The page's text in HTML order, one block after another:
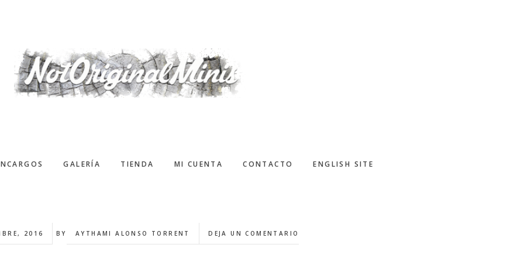
GALERÍA TIENDA MI CUENTA CONTACTO ENGLISH SITE
2016 BY AYTHAMI ALONSO TORRENT DEJA UN COMENTARIO